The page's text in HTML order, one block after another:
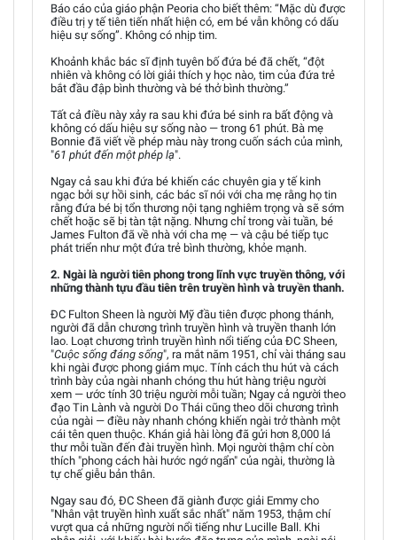
Báo cáo của giáo phận Peoria cho biết thêm: “Mặc dù được
điều trị y tế tiên tiến nhất hiện có, em bé vẫn không có dấu
hiệu sự sống”. Không có nhịp tim.
Khoảnh khắc bác sĩ định tuyên bố đứa bé đã chết, “đột
nhiên và không có lời giải thích y học nào, tim của đứa trẻ
bắt đầu đập bình thường và bé thở bình thường.”
Tất cả điều này xảy ra sau khi đứa bé sinh ra bất động và
không có dấu hiệu sự sống nào — trong 61 phút. Bà mẹ
Bonnie đã viết về phép màu này trong cuốn sách của mình,
"61 phút đến một phép lạ".
Ngay cả sau khi đứa bé khiến các chuyên gia y tế kinh
ngạc bởi sự hồi sinh, các bác sĩ nói với cha mẹ rằng họ tin
rằng đứa bé bị tổn thương nội tạng nghiêm trọng và sẽ sớm
chết hoặc sẽ bị tàn tật nặng. Nhưng chỉ trong vài tuần, bé
James Fulton đã về nhà với cha mẹ — và cậu bé tiếp tục
phát triển như một đứa trẻ bình thường, khỏe mạnh.
2. Ngài là người tiên phong trong lĩnh vực truyền thông, với
những thành tựu đầu tiên trên truyền hình và truyền thanh.
ĐC Fulton Sheen là người Mỹ đầu tiên được phong thánh,
người đã dẫn chương trình truyền hình và truyền thanh lớn
lao. Loạt chương trình truyền hình nổi tiếng của ĐC Sheen,
"Cuộc sống đáng sống", ra mắt năm 1951, chỉ vài tháng sau
khi ngài được phong giám mục. Tính cách thu hút và cách
trình bày của ngài nhanh chóng thu hút hàng triệu người
xem — ước tính 30 triệu người mỗi tuần; Ngay cả người theo
đạo Tin Lành và người Do Thái cũng theo dõi chương trình
của ngài — điều này nhanh chóng khiến ngài trở thành một
cái tên quen thuộc. Khán giả hài lòng đã gửi hơn 8,000 lá
thư mỗi tuần đến đài truyền hình. Mọi người thậm chí còn
thích "phong cách hài hước ngớ ngẩn" của ngài, thường là
tự chế giễu bản thân.
Ngay sau đó, ĐC Sheen đã giành được giải Emmy cho
"Nhân vật truyền hình xuất sắc nhất" năm 1953, thậm chí
vượt qua cả những người nổi tiếng như Lucille Ball. Khi